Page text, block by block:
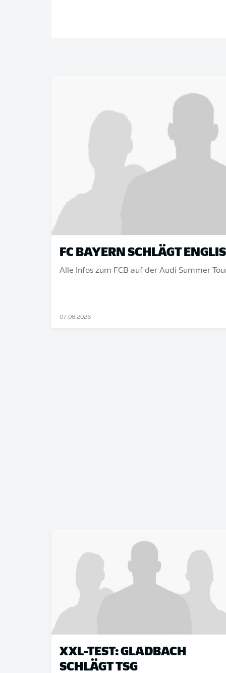
FC BAYERN SCHLÄGT
Alle Infos zum FCB auf der Audi Summer
07.08.2026
XXL-TEST: GLADBACH
SCHLÄGT TSG